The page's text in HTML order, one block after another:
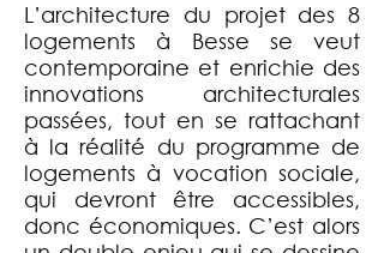
L’architecture du projet des 8
logements à Besse se veut
contemporaine et enrichie des
innovations architecturales
passées, tout en se rattachant
à la réalité du programme de
logements à vocation sociale,
qui devront être accessibles,
donc économiques. C’est alors